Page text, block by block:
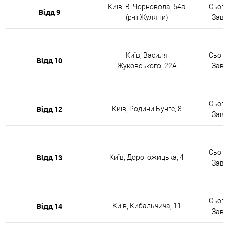
Відд 9
Київ, В. Чорновола, 54а
(р-н Жуляни)
Відд 10
Київ, Василя
Жуковського, 22А
Відд 12 Київ, Родини Бунге, 8
Відд 13 Київ, Дорогожицька, 4
Відд 14 Київ, Кибальчича, 11